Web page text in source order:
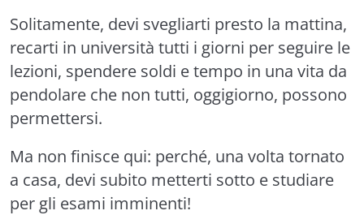
Solitamente, devi svegliarti presto la mattina,
recarti in università tutti i giorni per seguire le
lezioni, spendere soldi e tempo in una vita da
pendolare che non tutti, oggigiorno, possono
permettersi.
Ma non finisce qui: perché, una volta tornato
a casa, devi subito metterti sotto e studiare
per gli esami imminenti!